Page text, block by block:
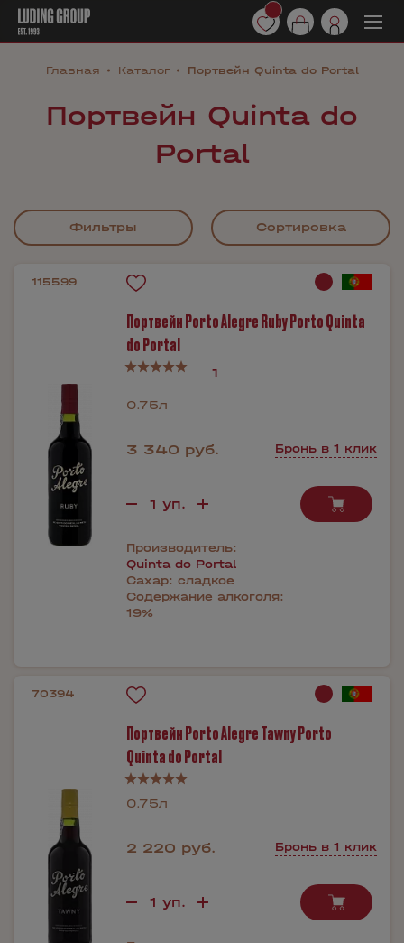
Главная Каталог Портвейн Quinta do Portal
Портвейн Quinta do
Portal
Фильтры Сортировка
115599
Портвейн Porto Alegre Ruby Porto Quinta
do Portal
1
0.75л
3 340 руб. Бронь в 1 клик
Производитель:
Quinta do Portal
Сахар: сладкое
Содержание алкоголя:
19%
70394
Портвейн Porto Alegre Tawny Porto
Quinta do Portal
0.75л
2 220 руб. Бронь в 1 клик